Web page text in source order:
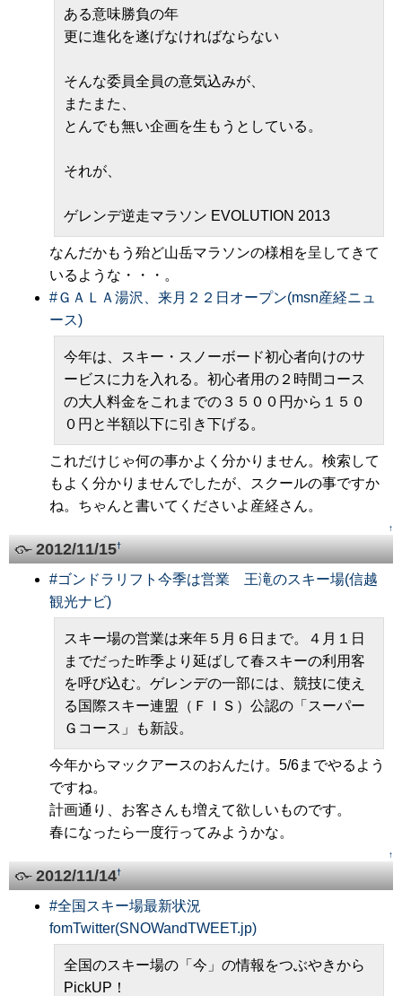
ある意味勝負の年
更に進化を遂げなければならない
そんな委員全員の意気込みが、
またまた、
とんでも無い企画を生もうとしている。
それが、
ゲレンデ逆走マラソン EVOLUTION 2013
なんだかもう殆ど山岳マラソンの様相を呈してきて
いるような・・・。
#ＧＡＬＡ湯沢、来月２２日オープン(msn産経ニュ
ース)
今年は、スキー・スノーボード初心者向けのサ
ービスに力を入れる。初心者用の２時間コース
の大人料金をこれまでの３５００円から１５０
０円と半額以下に引き下げる。
これだけじゃ何の事かよく分かりません。検索して
もよく分かりませんでしたが、スクールの事ですか
ね。ちゃんと書いてくださいよ産経さん。
↑
2012/11/15†
#ゴンドラリフト今季は営業 王滝のスキー場(信越
観光ナビ)
スキー場の営業は来年５月６日まで。４月１日
までだった昨季より延ばして春スキーの利用客
を呼び込む。ゲレンデの一部には、競技に使え
る国際スキー連盟（ＦＩＳ）公認の「スーパー
Ｇコース」も新設。
今年からマックアースのおんたけ。5/6までやるよう
ですね。
計画通り、お客さんも増えて欲しいものです。
春になったら一度行ってみようかな。
↑
2012/11/14†
#全国スキー場最新状況
fomTwitter(SNOWandTWEET.jp)
全国のスキー場の「今」の情報をつぶやきから
PickUP！